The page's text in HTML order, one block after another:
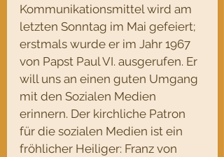
Kommunikationsmittel wird am
letzten Sonntag im Mai gefeiert;
erstmals wurde er im Jahr 1967
von Papst Paul VI. ausgerufen. Er
will uns an einen guten Umgang
mit den Sozialen Medien
erinnern. Der kirchliche Patron
für die sozialen Medien ist ein
fröhlicher Heiliger: Franz von